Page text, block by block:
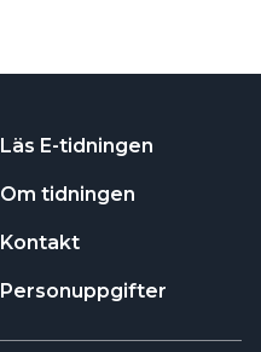
Läs E-tidningen
Om tidningen
Kontakt
Personuppgifter